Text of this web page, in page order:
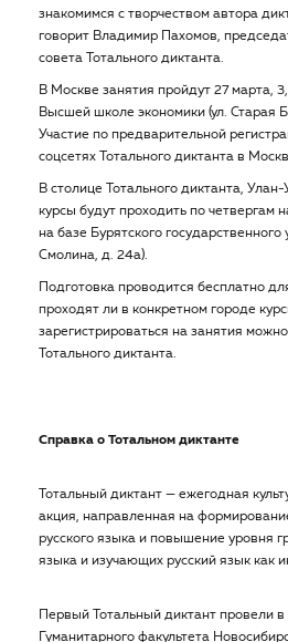
знакомимся с творчеством автора
говорит Владимир Пахомов,
совета Тотального диктанта.
В Москве занятия пройдут 27 марта,
Высшей школе экономики (ул. Старая
Участие по предварительной
соцсетях Тотального диктанта в
В столице Тотального диктанта,
курсы будут проходить по четвергам
на базе Бурятского государственного
Смолина, д. 24а).
Подготовка проводится бесплатно
проходят ли в конкретном городе
зарегистрироваться на занятия
Тотального диктанта.
Справка о Тотальном диктанте
Тотальный диктант — ежегодная
акция, направленная на
русского языка и повышение уровня
языка и изучающих русский язык как
Первый Тотальный диктант провели
Гуманитарного факультета